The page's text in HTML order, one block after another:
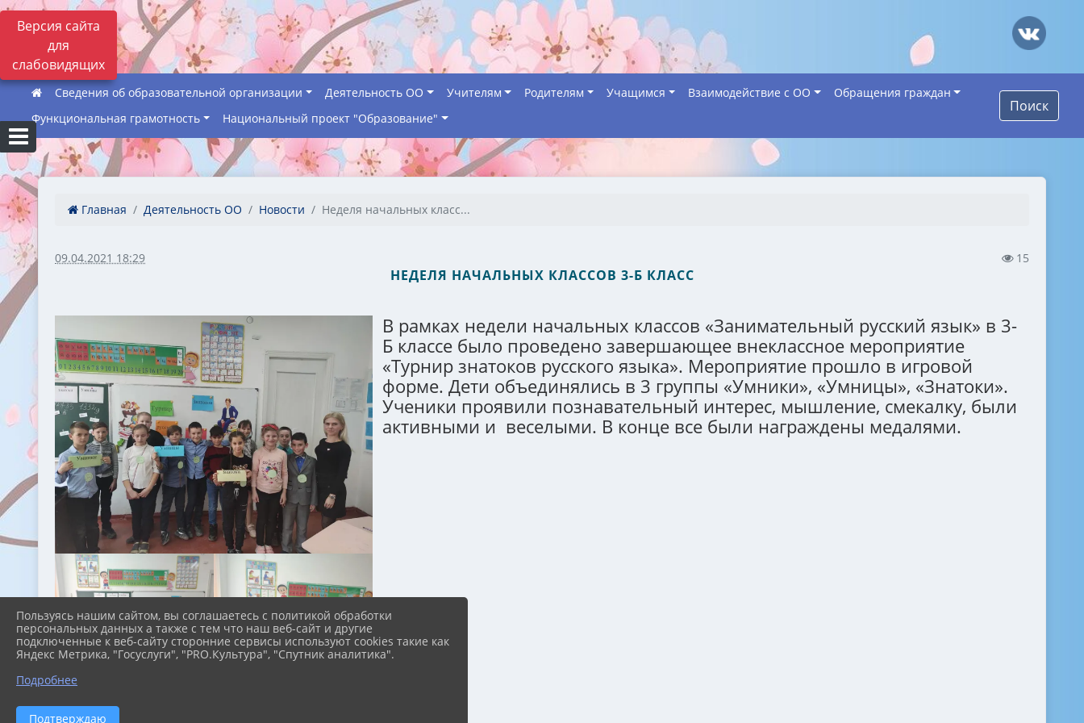
Версия сайта
для
слабовидящих
Сведения об образовательной организации Деятельность ОО Учителям Родителям Учащимся Взаимодействие с ОО
Обращения граждан
Функциональная грамотность
Национальный проект "Образование"
Поиск
Главная Деятельность ОО Новости Неделя начальных класс...
09.04.2021 18:29 15
НЕДЕЛЯ НАЧАЛЬНЫХ КЛАССОВ 3-Б КЛАСС
В рамках недели начальных классов «Занимательный русский язык» в 3-
Б классе было проведено завершающее внеклассное мероприятие
«Турнир знатоков русского языка». Мероприятие прошло в игровой
форме. Дети объединялись в 3 группы «Умники», «Умницы», «Знатоки».
Ученики проявили познавательный интерес, мышление, смекалку, были
активными и веселыми. В конце все были награждены медалями.
Пользуясь нашим сайтом, вы соглашаетесь с политикой обработки
персональных данных а также с тем что наш веб-сайт и другие
подключенные к веб-сайту сторонние сервисы используют cookies такие как
Яндекс Метрика, "Госуслуги", "PRO.Культура", "Спутник аналитика".
Подробнее
Подтверждаю